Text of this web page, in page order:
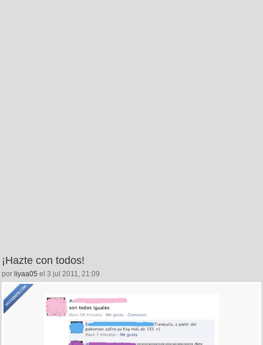
¡Hazte con todos!
por liyaa05 el 3 jul 2011, 21:09